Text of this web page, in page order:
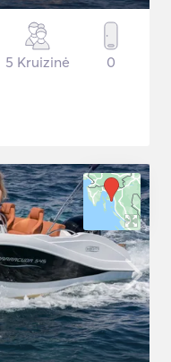
5 Kruizinė 0